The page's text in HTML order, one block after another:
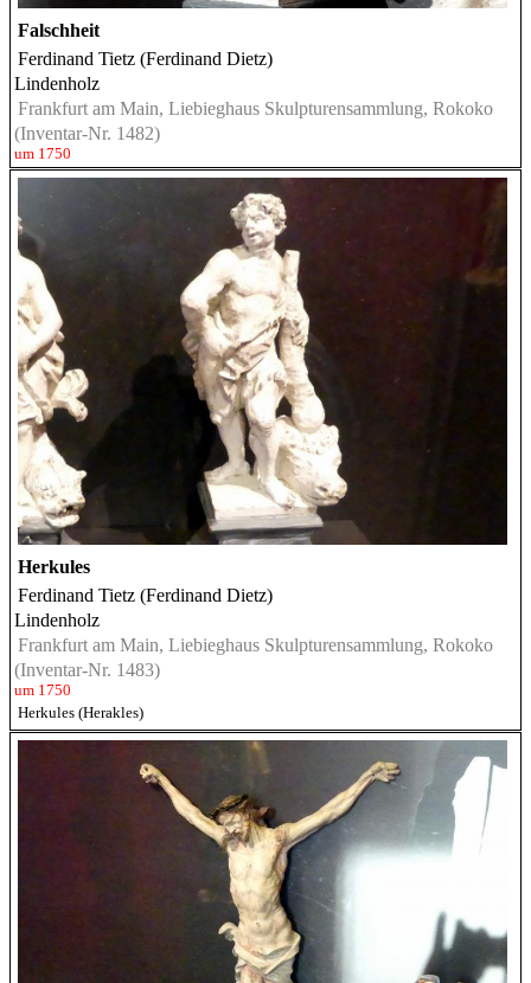
Falschheit
Ferdinand Tietz (Ferdinand Dietz)
Lindenholz
Frankfurt am Main, Liebieghaus Skulpturensammlung, Rokoko
(Inventar-Nr. 1482)
um 1750
Herkules
Ferdinand Tietz (Ferdinand Dietz)
Lindenholz
Frankfurt am Main, Liebieghaus Skulpturensammlung, Rokoko
(Inventar-Nr. 1483)
um 1750
Herkules (Herakles)